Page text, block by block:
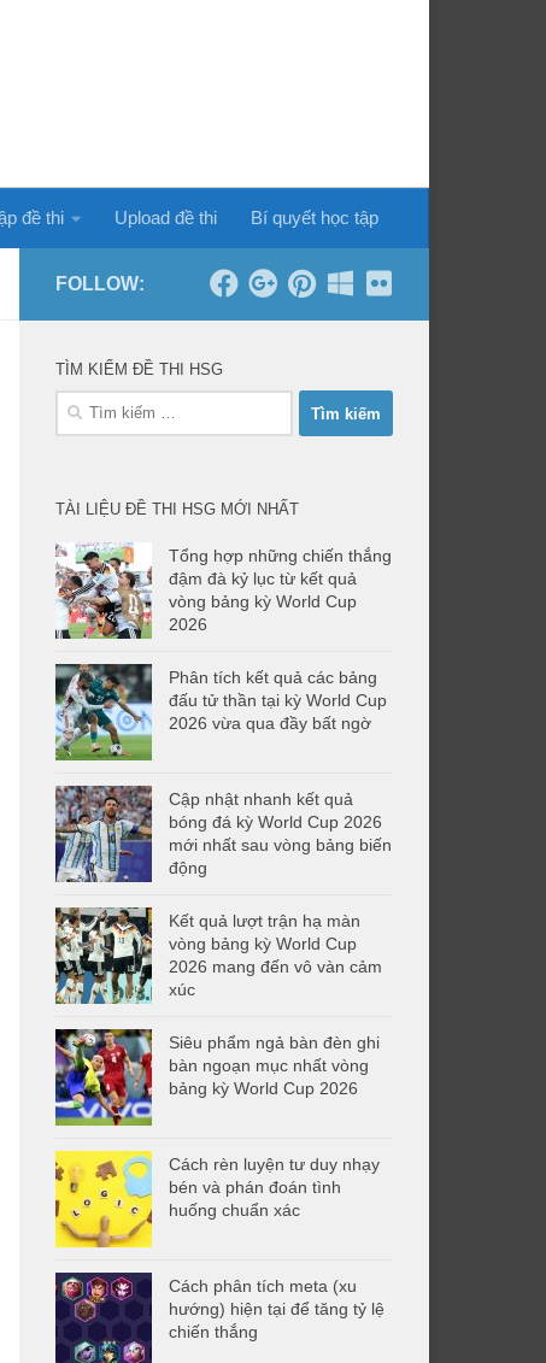
đề thi Upload đề thi Bí quyết học tập
FOLLOW:
TÌM KIẾM ĐỀ THI HSG
Tìm
TÀI LIỆU ĐỀ THI HSG MỚI NHẤT
Tổng hợp những chiến thắng
đậm đà kỷ lục từ kết quả
vòng bảng kỳ World Cup
2026
Phân tích kết quả các bảng
đấu tử thần tại kỳ World Cup
2026 vừa qua đầy bất ngờ
Cập nhật nhanh kết quả
bóng đá kỳ World Cup 2026
mới nhất sau vòng bảng biến
động
Kết quả lượt trận hạ màn
vòng bảng kỳ World Cup
2026 mang đến vô vàn cảm
xúc
Siêu phẩm ngả bàn đèn ghi
bàn ngoạn mục nhất vòng
bảng kỳ World Cup 2026
Cách rèn luyện tư duy nhạy
bén và phán đoán tình
huống chuẩn xác
Cách phân tích meta (xu
hướng) hiện tại để tăng tỷ lệ
chiến thắng